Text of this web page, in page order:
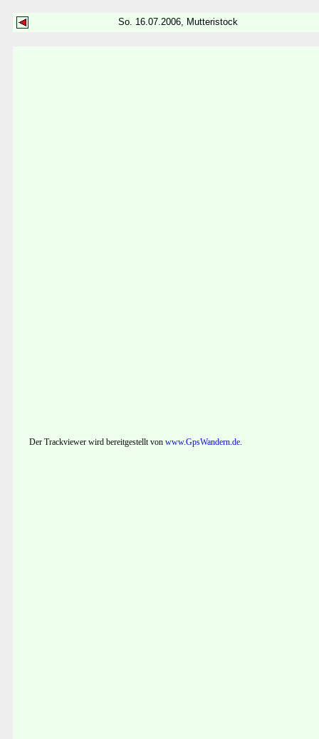
So. 16.07.2006, Mutteristock
Der Trackviewer wird bereitgestellt von www.GpsWandern.de.